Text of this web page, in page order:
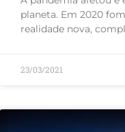
planeta. Em 2020
realidade nova,
23/03/2021